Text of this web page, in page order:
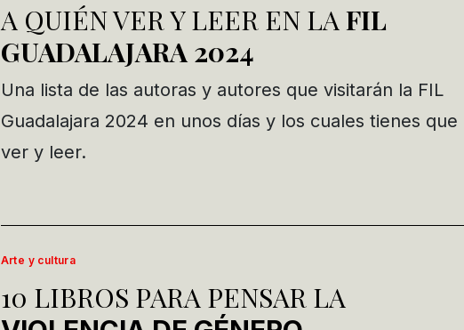
A QUIÉN VER Y LEER EN LA FIL
GUADALAJARA 2024
Una lista de las autoras y autores que visitarán la FIL
Guadalajara 2024 en unos días y los cuales tienes que
ver y leer.
Arte y cultura
10 LIBROS PARA PENSAR LA